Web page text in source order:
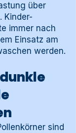
über
Kinder-
immer nach
Einsatz am
werden.
sind